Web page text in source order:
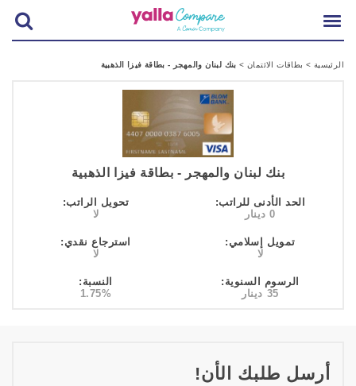
الرئيسية > بطاقات الائتمان > بنك لبنان والمهجر - بطاقة فيزا الذهبية
بنك لبنان والمهجر - بطاقة فيزا الذهبية
الحد الأدنى للراتب:
0 دينار
تحويل الراتب:
لا
تمويل إسلامي:
لا
استرجاع نقدي:
لا
الرسوم السنوية:
35 دينار
النسبة:
1.75%
أرسل طلبك الأن!